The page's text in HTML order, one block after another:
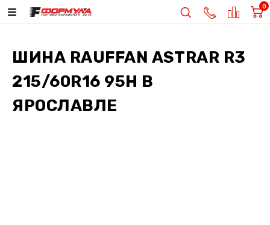
0
ШИНА RAUFFAN ASTRAR R3
215/60R16 95H В
ЯРОСЛАВЛЕ